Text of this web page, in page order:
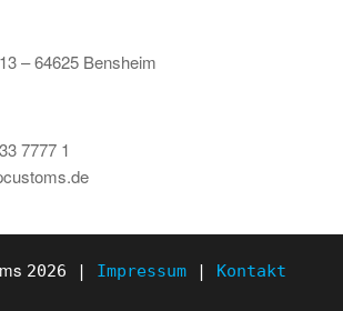
– 64625 Bensheim
7777 1
2026 | Impressum| Kontakt